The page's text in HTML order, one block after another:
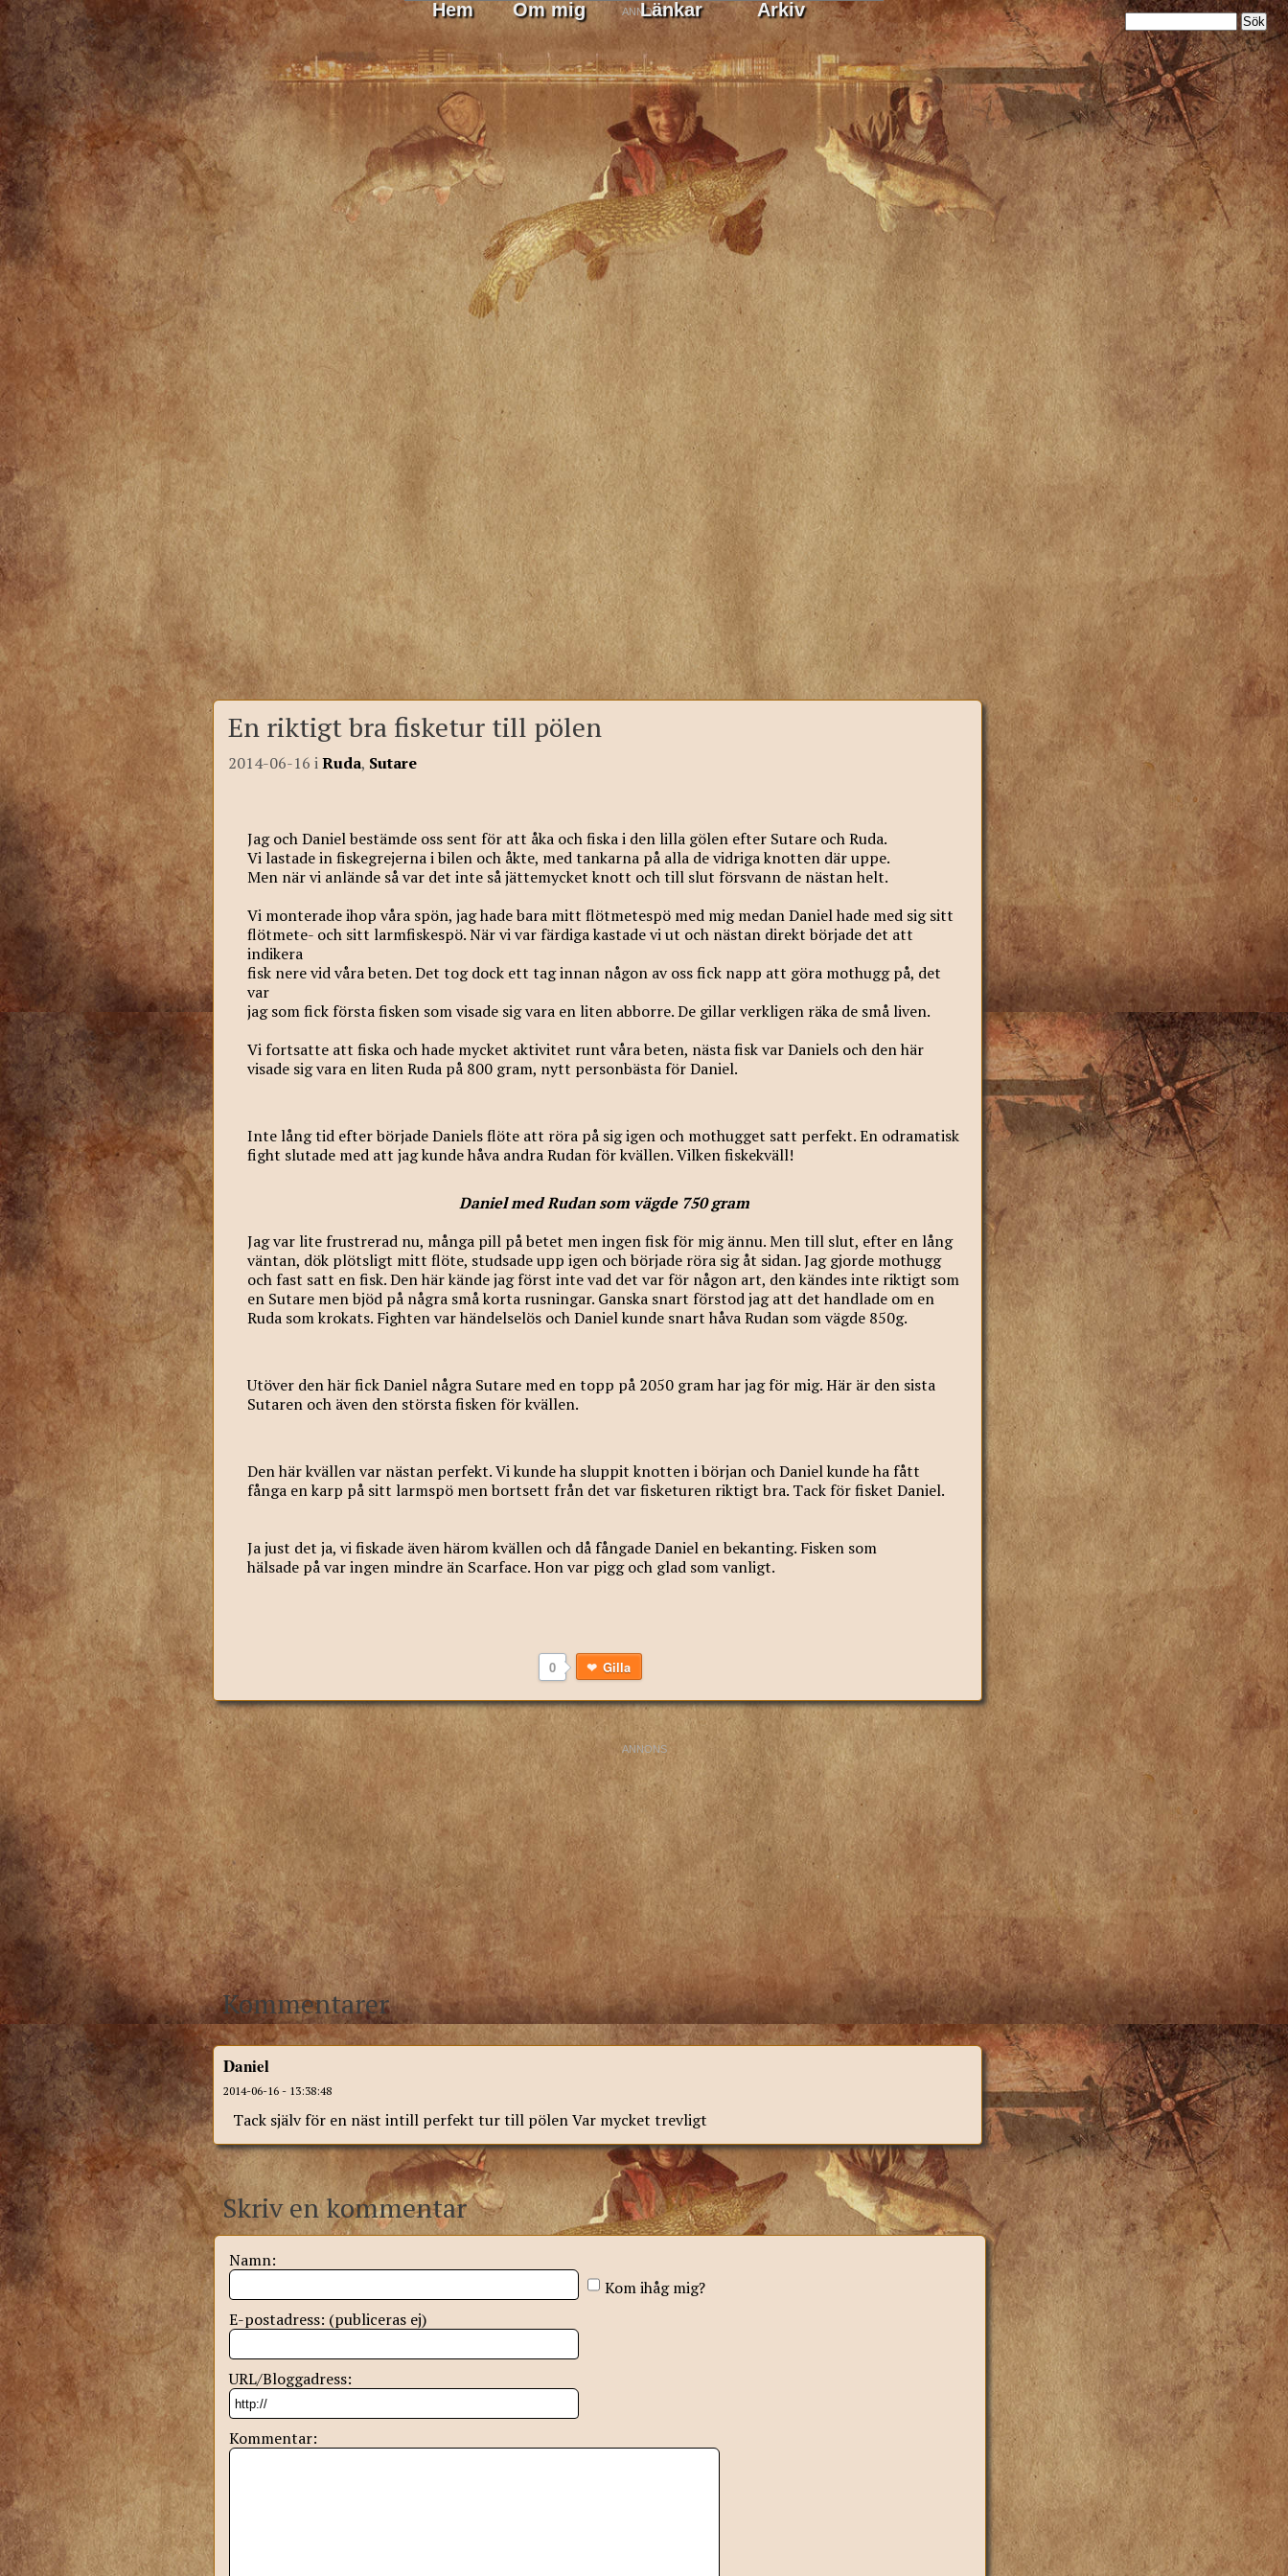
Hem Om mig Länkar Arkiv
En riktigt bra fisketur till pölen
2014-06-16 iRuda, Sutare
Jag och Daniel bestämde oss sent för att åka och fiska i den lilla gölen efter Sutare och Ruda.
Vi lastade in fiskegrejerna i bilen och åkte, med tankarna på alla de vidriga knotten där uppe.
Men när vi anlände så var det inte så jättemycket knott och till slut försvann de nästan helt.
Vi monterade ihop våra spön, jag hade bara mitt flötmetespö med mig medan Daniel hade med sig sitt
flötmete- och sitt larmfiskespö. När vi var färdiga kastade vi ut och nästan direkt började det att
indikera
fisk nere vid våra beten. Det tog dock ett tag innan någon av oss fick napp att göra mothugg på, det
var
jag som fick första fisken som visade sig vara en liten abborre. De gillar verkligen räka de små liven.
Vi fortsatte att fiska och hade mycket aktivitet runt våra beten, nästa fisk var Daniels och den här
visade sig vara en liten Ruda på 800 gram, nytt personbästa för Daniel.
Inte lång tid efter började Daniels flöte att röra på sig igen och mothugget satt perfekt. En odramatisk
fight slutade med att jag kunde håva andra Rudan för kvällen. Vilken fiskekväll!
Daniel med Rudan som vägde 750 gram
Jag var lite frustrerad nu, många pill på betet men ingen fisk för mig ännu. Men till slut, efter en lång
väntan, dök plötsligt mitt flöte, studsade upp igen och började röra sig åt sidan. Jag gjorde mothugg
och fast satt en fisk. Den här kände jag först inte vad det var för någon art, den kändes inte riktigt som
en Sutare men bjöd på några små korta rusningar. Ganska snart förstod jag att det handlade om en
Ruda som krokats. Fighten var händelselös och Daniel kunde snart håva Rudan som vägde 850g.
Utöver den här fick Daniel några Sutare med en topp på 2050 gram har jag för mig. Här är den sista
Sutaren och även den största fisken för kvällen.
Den här kvällen var nästan perfekt. Vi kunde ha sluppit knotten i början och Daniel kunde ha fått
fånga en karp på sitt larmspö men bortsett från det var fisketuren riktigt bra. Tack för fisket Daniel.
Ja just det ja, vi fiskade även härom kvällen och då fångade Daniel en bekanting. Fisken som
hälsade på var ingen mindre än Scarface. Hon var pigg och glad som vanligt.
0 Gilla
Kommentarer
Daniel
2014-06-16 - 13:38:48
Tack själv för en näst intill perfekt tur till pölen Var mycket trevligt
Skriv en kommentar
Namn:
Kom ihåg mig?
E-postadress: (publiceras ej)
URL/Bloggadress:
Kommentar: